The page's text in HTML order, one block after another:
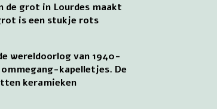
de grot in Lourdes maakt
is een stukje rots
wereldoorlog van 1940-
kapelletjes. De
keramieken